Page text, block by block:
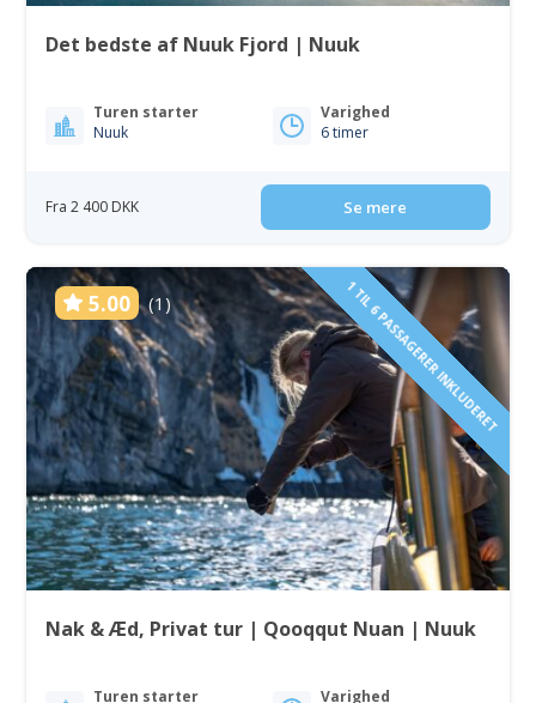
Det bedste af Nuuk Fjord | Nuuk
Turen starter
Nuuk
Varighed
6 timer
Fra 2 400 DKK Se mere
5.00 (1) 1 TIL 6 PASSAGERER INKLUDERET
Nak & Æd, Privat tur | Qooqqut Nuan | Nuuk
Turen starter
Varighed